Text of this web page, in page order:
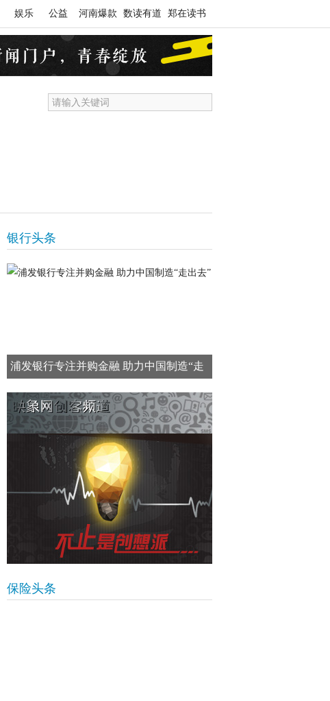
娱乐 公益 河南爆款 数读有道 郑在读书
银行头条
浦发银行专注并购金融 助力中国制造“走
保险头条